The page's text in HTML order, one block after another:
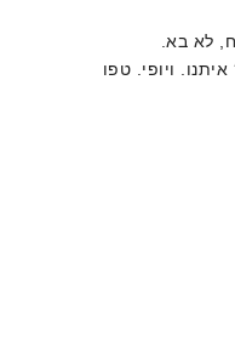
לא בא.
ויופי. טפו